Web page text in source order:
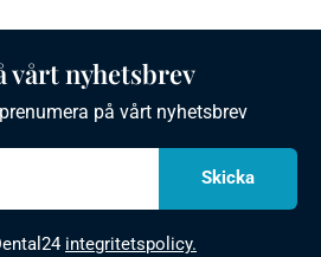
vårt nyhetsbrev
på vårt nyhetsbrev
integritetspolicy.